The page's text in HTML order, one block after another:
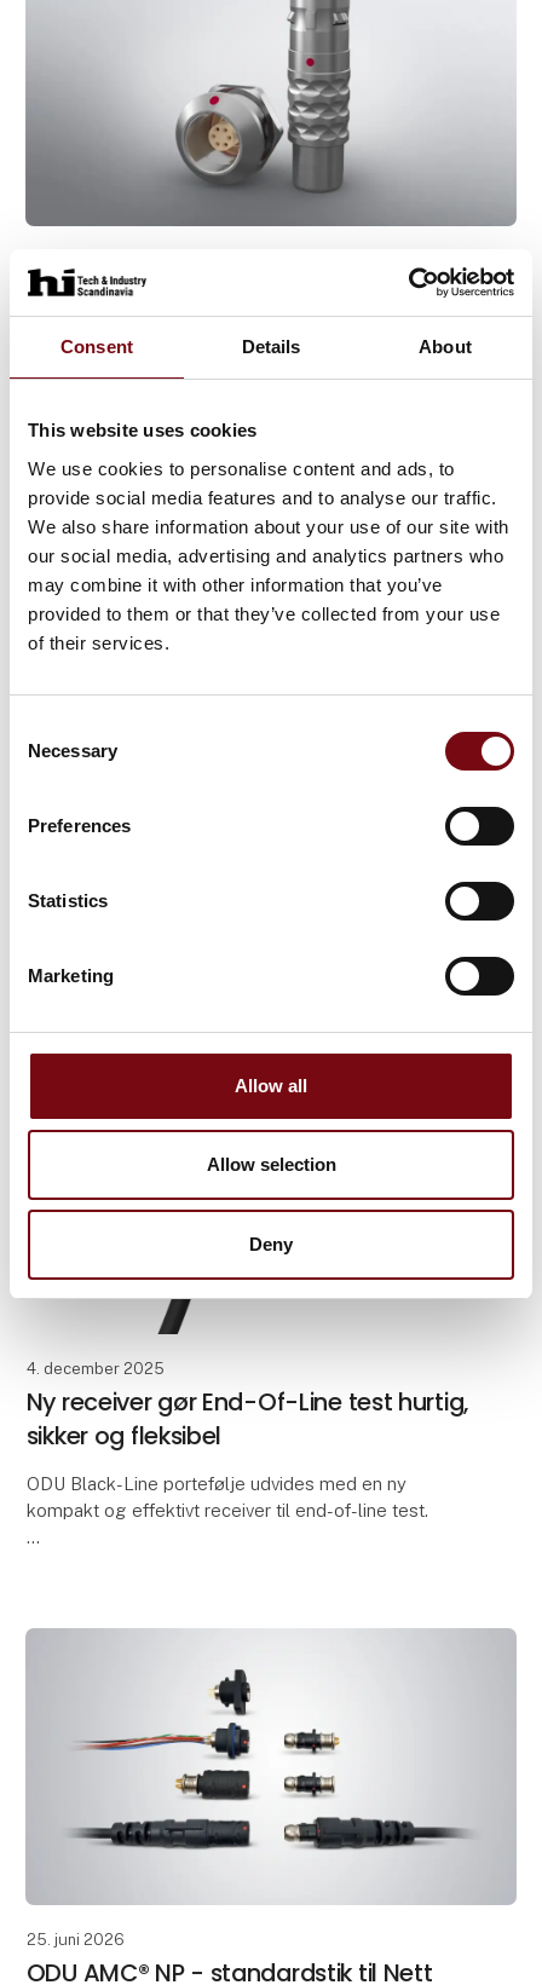
Consent Details About
This website uses cookies
We use cookies to personalise content and ads, to
provide social media features and to analyse our traffic.
We also share information about your use of our site with
our social media, advertising and analytics partners who
may combine it with other information that you’ve
provided to them or that they’ve collected from your use
of their services.
Selection
Necessary
Preferences
Statistics
Marketing
Allow all
Allow selection
Deny
ODU: Vi er klar til et krom(VI)-forbud
Brugen af krom(VI)-forbindelser til funktionelle
og har fundet et krom(VI)-frit alternativ.
De
Høj sikkerhed med nye LAMTAC® FLEX
Nu tilbyder ODU højstrømsmoduler med LAMTAC®
brugervenlig håndtering. Modulerne er en udvidelse
af konnektorserierne ODU-MAC® Blue-Line og White-
4. december 2025
Ny receiver gør End-Of-Line test hurtig,
sikker og fleksibel
ODU Black-Line portefølje udvides med en ny
kompakt og effektivt receiver til end-of-line test.
25. juni 2026
ODU AMC® NP - standardstik til Nett